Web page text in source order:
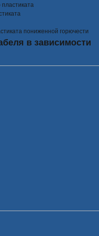
пониженной горючести
в зависимости